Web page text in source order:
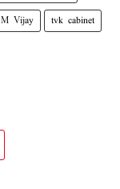
Vijay tvk cabinet